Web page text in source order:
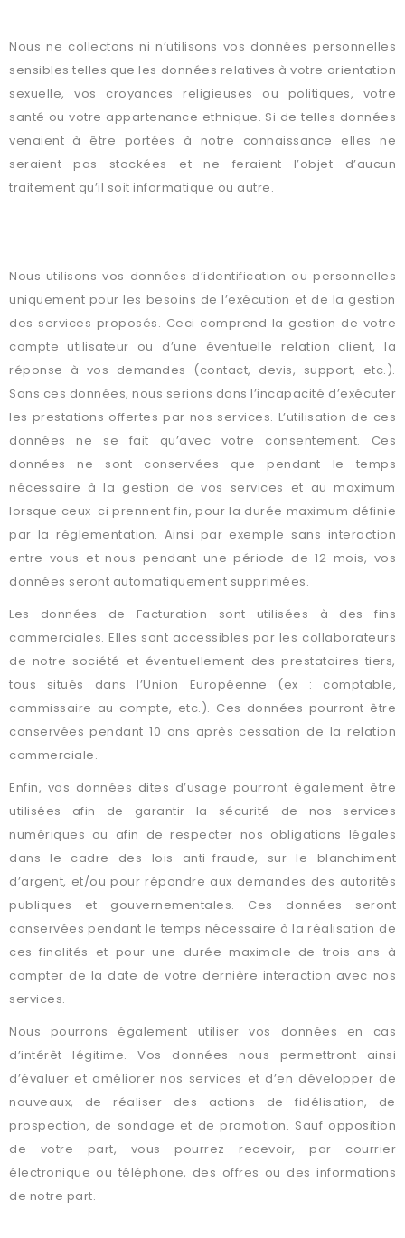
Nous ne collectons ni n’utilisons vos données personnelles
sensibles telles que les données relatives à votre orientation
sexuelle, vos croyances religieuses ou politiques, votre
santé ou votre appartenance ethnique. Si de telles données
venaient à être portées à notre connaissance elles ne
seraient pas stockées et ne feraient l’objet d’aucun
traitement qu’il soit informatique ou autre.
Nous utilisons vos données d’identification ou personnelles
uniquement pour les besoins de l’exécution et de la gestion
des services proposés. Ceci comprend la gestion de votre
compte utilisateur ou d’une éventuelle relation client, la
réponse à vos demandes (contact, devis, support, etc.).
Sans ces données, nous serions dans l’incapacité d’exécuter
les prestations offertes par nos services. L’utilisation de ces
données ne se fait qu’avec votre consentement. Ces
données ne sont conservées que pendant le temps
nécessaire à la gestion de vos services et au maximum
lorsque ceux-ci prennent fin, pour la durée maximum définie
par la réglementation. Ainsi par exemple sans interaction
entre vous et nous pendant une période de 12 mois, vos
données seront automatiquement supprimées.
Les données de Facturation sont utilisées à des fins
commerciales. Elles sont accessibles par les collaborateurs
de notre société et éventuellement des prestataires tiers,
tous situés dans l’Union Européenne (ex : comptable,
commissaire au compte, etc.). Ces données pourront être
conservées pendant 10 ans après cessation de la relation
commerciale.
Enfin, vos données dites d’usage pourront également être
utilisées afin de garantir la sécurité de nos services
numériques ou afin de respecter nos obligations légales
dans le cadre des lois anti-fraude, sur le blanchiment
d’argent, et/ou pour répondre aux demandes des autorités
publiques et gouvernementales. Ces données seront
conservées pendant le temps nécessaire à la réalisation de
ces finalités et pour une durée maximale de trois ans à
compter de la date de votre dernière interaction avec nos
services.
Nous pourrons également utiliser vos données en cas
d’intérêt légitime. Vos données nous permettront ainsi
d’évaluer et améliorer nos services et d’en développer de
nouveaux, de réaliser des actions de fidélisation, de
prospection, de sondage et de promotion. Sauf opposition
de votre part, vous pourrez recevoir, par courrier
électronique ou téléphone, des offres ou des informations
de notre part.